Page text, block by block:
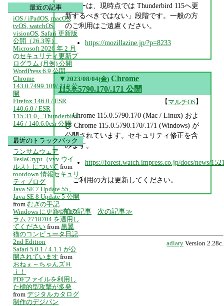
ーザーは、現時点では Thunderbird 115へ更
新するべきではない」段階です。一般の方
のご利用はご遠慮ください。
https://mozillazine.jp/?p=8233
▼ 2023/08/04(金) Chrome
115.0.5790.170/.171 公開
【マルチOS】
Chrome 115.0.5790.170 (Mac / Linux) およ
び Chrome 115.0.5790.170/.171 (Windows) が
公開されています。セキュリティ修正を含
みます。
https://forest.watch.impress.co.jp/docs/news/
ご利用の方は更新してください。
前の記事 次の記事
adiary Version 2.28c.
最近の記事
iOS / iPadOS, macOS,
tvOS, watchOS,
visionOS, Safari 更新版
公開（26.3等）
Microsoft 2026 年 2 月
のセキュリティ更新プ
ログラム (月例) 公開
WordPress 6.9 公開
Chrome
143.0.7499.109/.110 公
開
Firefox 146.0 / ESR
140.6.0 / ESR
115.31.0、Thunderbird
146 / 140.6.0esr 公開
最近のトラックバック
ランサムウェア
TeslaCrypt（vvv ウイ
ルス）について from
rootdown 情報セキュリ
ティブログ
Java SE 7 Update 55、
Java SE 8 Update 5 公開
from むぎの手記
Windows に更新プログ
ラム 2718704 を適用し
てください from 黒翼
猫のコンピュータ日記
2nd Edition
Safari 5.0.1 / 4.1.1 が公
開されています from
おねぇ～ちゃんズＨ
ｉ！
PDFファイルを利用し
た標的型攻撃が多発
from デジタルカタログ
制作のデジパン